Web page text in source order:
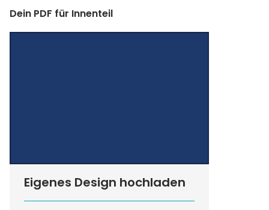
Dein PDF für Innenteil
Eigenes Design hochladen